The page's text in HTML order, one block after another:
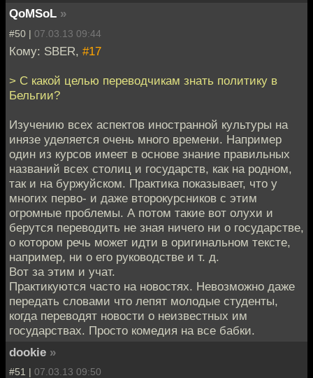
QoMSoL »
#50 | 07.03.13 09:44
Кому: SBER, #17
> С какой целью переводчикам знать политику в
Бельгии?
Изучению всех аспектов иностранной культуры на
инязе уделяется очень много времени. Например
один из курсов имеет в основе знание правильных
названий всех столиц и государств, как на родном,
так и на буржуйском. Практика показывает, что у
многих перво- и даже второкурсников с этим
огромные проблемы. А потом такие вот олухи и
берутся переводить не зная ничего ни о государстве,
о котором речь может идти в оригинальном тексте,
например, ни о его руководстве и т. д.
Вот за этим и учат.
Практикуются часто на новостях. Невозможно даже
передать словами что лепят молодые студенты,
когда переводят новости о неизвестных им
государствах. Просто комедия на все бабки.
dookie »
#51 | 07.03.13 09:50